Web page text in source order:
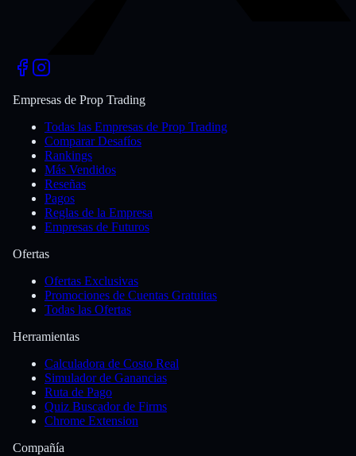
Empresas de Prop Trading
Todas las Empresas de Prop Trading
Comparar Desafíos
Rankings
Más Vendidos
Reseñas
Pagos
Reglas de la Empresa
Empresas de Futuros
Ofertas
Ofertas Exclusivas
Promociones de Cuentas Gratuitas
Todas las Ofertas
Herramientas
Calculadora de Costo Real
Simulador de Ganancias
Ruta de Pago
Quiz Buscador de Firms
Chrome Extension
Compañía